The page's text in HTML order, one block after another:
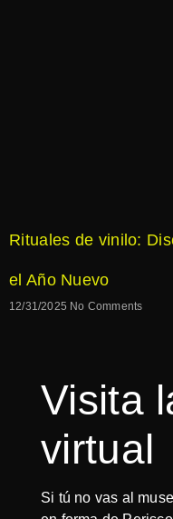
Rituales de vinilo:
el Año Nuevo
12/31/2025 No Comments
Visita
virtual
Si tú no vas al